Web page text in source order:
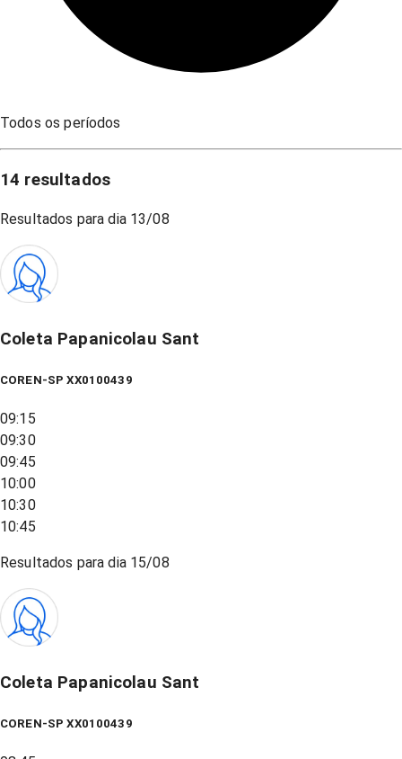
Todos os períodos
14 resultados
Resultados para dia 13/08
Coleta Papanicolau Sant
COREN-SP XX0100439
09:15
09:30
09:45
10:00
10:30
10:45
Resultados para dia 15/08
Coleta Papanicolau Sant
COREN-SP XX0100439